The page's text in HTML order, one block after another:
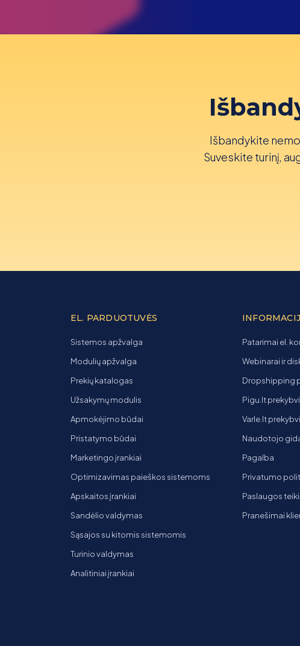
Išbandykite
Suveskite turinį,
EL. PARDUOTUVĖS
Sistemos apžvalga
Modulių apžvalga
Prekių katalogas
Užsakymų modulis
Apmokėjimo būdai
Pristatymo būdai
Marketingo įrankiai
Optimizavimas paieškos sistemoms
Apskaitos įrankiai
Sandėlio valdymas
Sąsajos su kitomis sistemomis
Turinio valdymas
Analitiniai įrankiai
Patarimai el.
Webinarai ir
Dropshipping
Pigu.lt
Varle.lt
Naudotojo
Pagalba
Privatumo
Paslaugos
Pranešimai